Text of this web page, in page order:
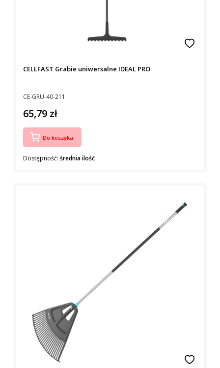
Kod producenta
CE-GRU-40-211
CELLFAST Grabie uniwersalne IDEAL PRO
Cena
65,79 zł
Do koszyka
Dostępność: średnia ilość